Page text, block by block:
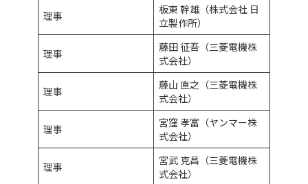
理事
板東 幹雄（株式会社 日
立製作所）
理事
藤田 征吾（三菱電機株
式会社）
理事
藤山 直之（三菱電機株
式会社）
理事
宮窪 孝富（ヤンマー株
式会社）
理事
宮武 克昌（三菱電機株
式会社）